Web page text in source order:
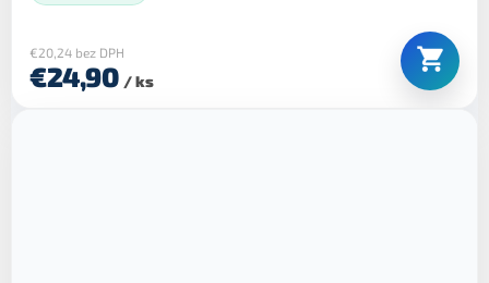
€20,24 bez DPH
€24,90 / ks